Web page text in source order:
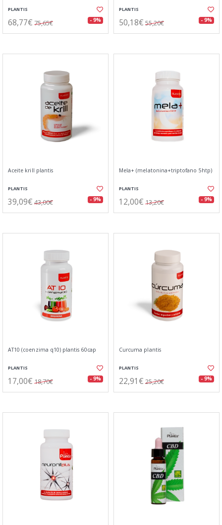
PLANTIS
68,77€ 75,65€ - 9%
PLANTIS
50,18€ 55,20€ - 9%
Aceite krill plantis
PLANTIS
39,09€ 43,00€ - 9%
Mela+ (melatonina+triptofano 5htp)
PLANTIS
12,00€ 13,20€ - 9%
AT10 (coenzima q10) plantis 60cap
PLANTIS
17,00€ 18,70€ - 9%
Curcuma plantis
PLANTIS
22,91€ 25,20€ - 9%